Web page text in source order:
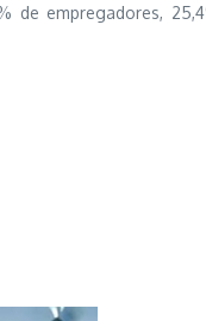
empregadores,